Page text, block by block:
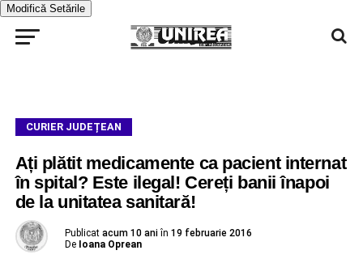
Modifică Setările
CURIER JUDEȚEAN
Ați plătit medicamente ca pacient internat
în spital? Este ilegal! Cereți banii înapoi
de la unitatea sanitară!
Publicat acum 10 ani în 19 februarie 2016
De Ioana Oprean